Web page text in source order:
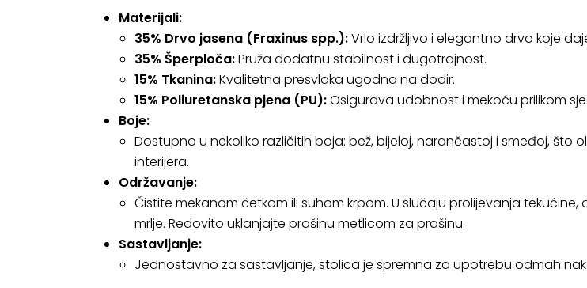
Materijali:
35% Drvo jasena (Fraxinus spp.):Vrlo izdržljivo i elegantno drvo koje
35% Šperploča:Pruža dodatnu stabilnost i dugotrajnost.
15% Tkanina:Kvalitetna presvlaka ugodna na dodir.
15% Poliuretanska pjena (PU):Osigurava udobnost i mekoću prilikom
Boje:
Dostupno u nekoliko različitih boja: bež, bijeloj, narančastoj i smeđoj, što
interijera.
Održavanje:
Čistite mekanom četkom ili suhom krpom. U slučaju prolijevanja
mrlje. Redovito uklanjajte prašinu metlicom za prašinu.
Sastavljanje:
Jednostavno za sastavljanje, stolica je spremna za upotrebu odmah